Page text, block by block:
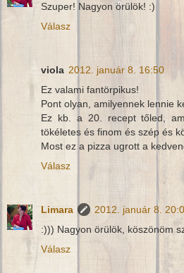
Szuper! Nagyon örülök! :)
Válasz
viola 2012. január 8. 16:50
Ez valami fantörpikus!
Pont olyan, amilyennek lennie
Ez kb. a 20. recept tőled,
tökéletes és finom és szép és
Most ez a pizza ugrott a
Válasz
Limara
2012. január 8.
:))) Nagyon örülök, köszönöm
Válasz